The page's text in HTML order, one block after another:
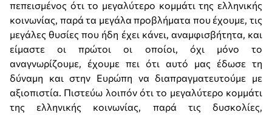
πεπεισμένος ότι το μεγαλύτερο κομμάτι της ελληνικής
κοινωνίας, παρά τα μεγάλα προβλήματα που έχουμε, τις
μεγάλες θυσίες που ήδη έχει κάνει, αναμφισβήτητα, και
είμαστε οι πρώτοι οι οποίοι, όχι μόνο το
αναγνωρίζουμε, έχουμε πει ότι αυτό μας έδωσε τη
δύναμη και στην Ευρώπη να διαπραγματευτούμε με
αξιοπιστία. Πιστεύω λοιπόν ότι το μεγαλύτερο κομμάτι
της ελληνικής κοινωνίας, παρά τις δυσκολίες,